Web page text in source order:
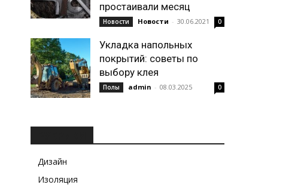
простаивали месяц
Новости Новости - 30.06.2021 0
Укладка напольных
покрытий: советы по
выбору клея
Полы admin - 08.03.2025 0
Дизайн
Изоляция